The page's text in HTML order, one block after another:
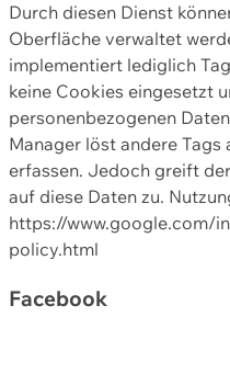
Durch diesen Dienst
Oberfläche verwaltet
implementiert lediglich
keine Cookies eingesetzt
personenbezogenen
Manager löst andere Tags
erfassen. Jedoch greift
auf diese Daten zu.
https://www.google.com/
policy.html
Facebook